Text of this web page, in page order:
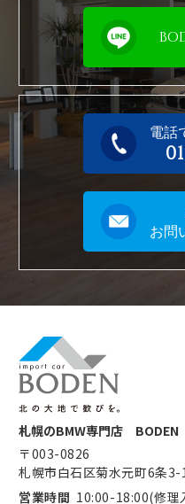
電話
お問
札幌のBMW専門店 BODEN
〒003-0826
札幌市白石区菊水元町6条
営業時間 10:00-18:00(修理